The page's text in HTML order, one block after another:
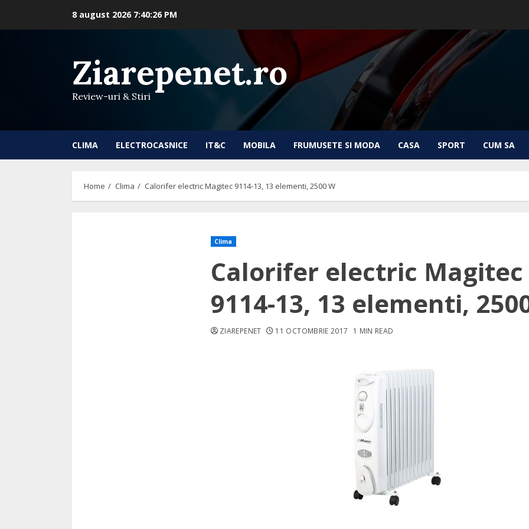
8 august 2026 7:40:27 PM
Ziarepenet.ro
Review-uri & Stiri
CLIMA ELECTROCASNICE IT&C MOBILA FRUMUSETE SI MODA CASA SPORT CUM SA
Home Clima Calorifer electric Magitec 9114-13, 13 elementi, 2500 W
Clima
Calorifer electric Magitec
9114-13, 13 elementi,
ZIAREPENET 11 OCTOMBRIE 2017 1 MIN READ